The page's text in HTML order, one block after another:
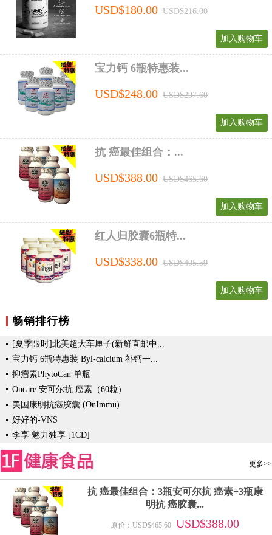
USD$180.00 USD$216.00
加入购物车
宝力钙 6瓶特惠装...
USD$248.00 USD$297.60
加入购物车
抗 癌最佳组合：...
USD$388.00 USD$465.60
加入购物车
红人归胶囊6瓶特...
USD$338.00 USD$405.59
加入购物车
畅销排行榜
[夏季限时]北美超大车厘子(新鲜直邮中...
宝力钙 6瓶特惠装 Byl-calcium 补钙一...
抑瘤素PhytoCan 单瓶
Oncare 安可尔抗 癌素（60粒）
美国康明抗癌胶囊 (OnImmu)
好好的-VNS
李享 魅力独享 [1CD]
更多>>
抗 癌最佳组合：3瓶安可尔抗 癌素+3瓶康
明抗 癌胶囊...
原价：USD$465.60 USD$388.00